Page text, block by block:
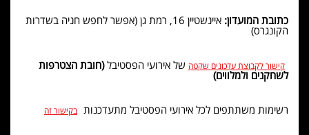
כתובת המועדון: איינשטיין 16, רמת גן (אפשר לחפש חניה בשדרות
הקונגרס)
קישור לקבוצת עדכונים שקטה של אירועי הפסטיבל(חובת הצטרפות
לשחקנים ולמלווים)
רשימות משתתפים לכל אירועי הפסטיבל מתעדכנות בקישור זה